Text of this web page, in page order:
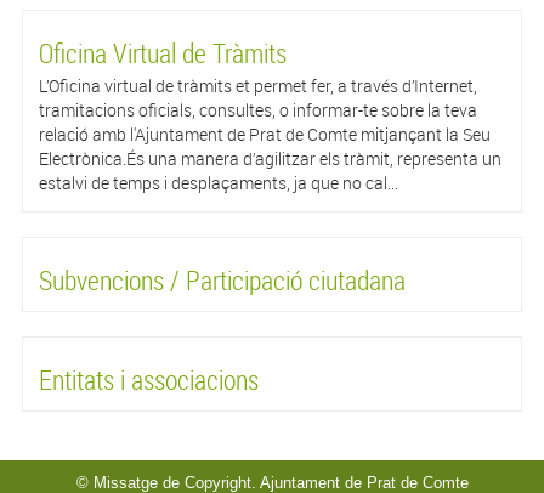
Oficina Virtual de Tràmits
L’Oficina virtual de tràmits et permet fer, a través d’Internet,
tramitacions oficials, consultes, o informar-te sobre la teva
relació amb l'Ajuntament de Prat de Comte mitjançant la Seu
Electrònica.És una manera d’agilitzar els tràmit, representa un
estalvi de temps i desplaçaments, ja que no cal...
Subvencions / Participació ciutadana
Entitats i associacions
© Missatge de Copyright. Ajuntament de Prat de Comte